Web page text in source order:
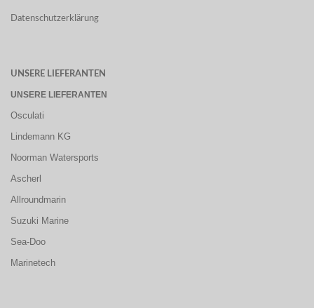
Datenschutzerklärung
UNSERE LIEFERANTEN
UNSERE LIEFERANTEN
Osculati
Lindemann KG
Noorman Watersports
Ascherl
Allroundmarin
Suzuki Marine
Sea-Doo
Marinetech